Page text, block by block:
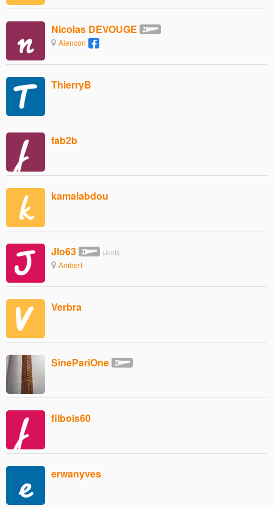
Nicolas DEVOUGE
Alencon
ThierryB
fab2b
kamalabdou
Jlo63 (Jordi)
Ambert
Verbra
SinePariOne
filbois60
erwanyves